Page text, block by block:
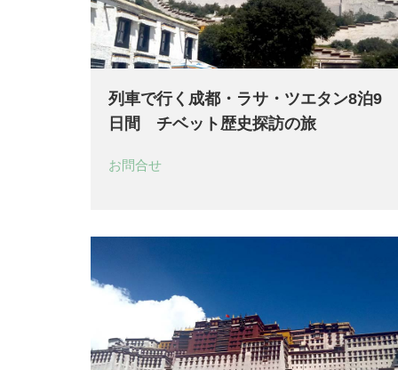
列車で行く成都・ラサ・ツエタン8泊9
日間 チベット歴史探訪の旅
お問合せ